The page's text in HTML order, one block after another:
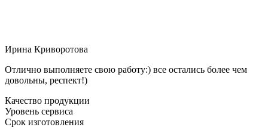
Ирина Криворотова
Отлично выполняете свою работу:) все остались более чем
довольны, респект!)
Качество продукции
Уровень сервиса
Срок изготовления